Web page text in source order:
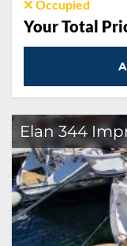
Occupied
Your Total
Elan 344